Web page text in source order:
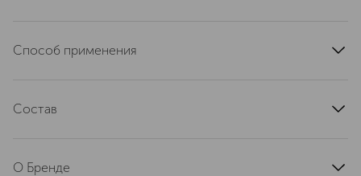
Способ применения
нажатия). Не наносить на только что выбритую кожу.
Состав
ETHYLHEXYLGLYCERIN, PARFUM (FRAGRANCE),
О Бренде